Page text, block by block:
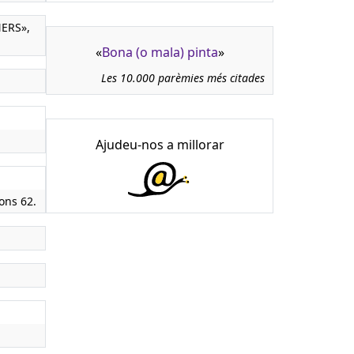
62.
«Bona (o mala) pinta»
Les 10.000 parèmies més citades
Ajudeu-nos a millorar